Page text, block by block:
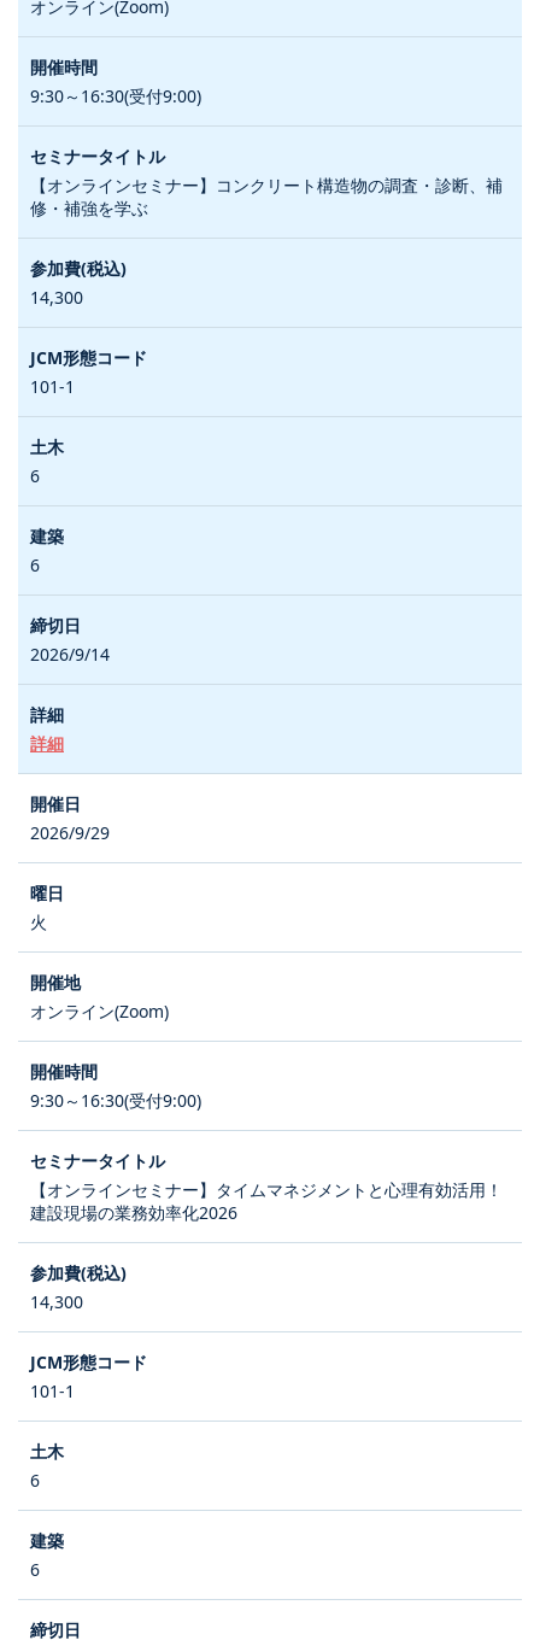
オンライン(Zoom)
9:30～16:30(受付9:00)
【オンラインセミナー】コンクリート構造物の調査・診断、補
修・補強を学ぶ
14,300
101-1
6
6
2026/9/14
詳細
2026/9/29
火
オンライン(Zoom)
9:30～16:30(受付9:00)
【オンラインセミナー】タイムマネジメントと心理有効活用！
建設現場の業務効率化2026
14,300
101-1
6
6